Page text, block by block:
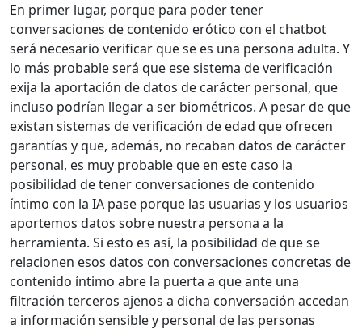
En primer lugar, porque para poder tener
conversaciones de contenido erótico con el chatbot
será necesario verificar que se es una persona adulta. Y
lo más probable será que ese sistema de verificación
exija la aportación de datos de carácter personal, que
incluso podrían llegar a ser biométricos. A pesar de que
existan sistemas de verificación de edad que ofrecen
garantías y que, además, no recaban datos de carácter
personal, es muy probable que en este caso la
posibilidad de tener conversaciones de contenido
íntimo con la IA pase porque las usuarias y los usuarios
aportemos datos sobre nuestra persona a la
herramienta. Si esto es así, la posibilidad de que se
relacionen esos datos con conversaciones concretas de
contenido íntimo abre la puerta a que ante una
filtración terceros ajenos a dicha conversación accedan
a información sensible y personal de las personas